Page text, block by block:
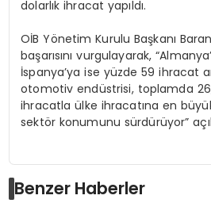
dolarlık ihracat yapıldı.
OİB Yönetim Kurulu Başkanı
başarısını vurgulayarak,
İspanya’ya ise yüzde 59 ihracat
otomotiv endüstrisi, toplamda
ihracatla ülke ihracatına en
sektör konumunu sürdürüyor”
Benzer Haberler